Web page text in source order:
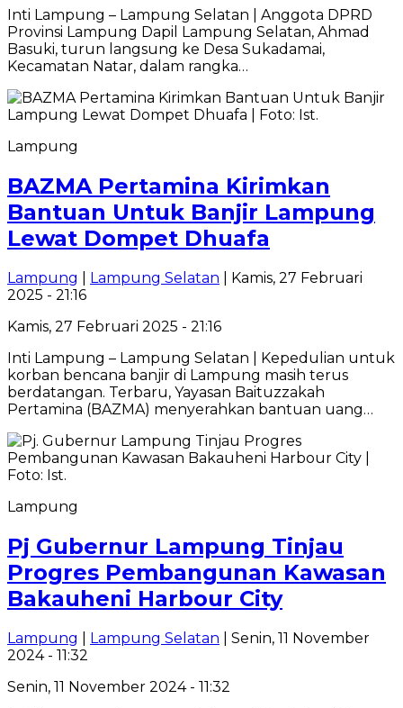
Inti Lampung – Lampung Selatan | Anggota DPRD
Provinsi Lampung Dapil Lampung Selatan, Ahmad
Basuki, turun langsung ke Desa Sukadamai,
Kecamatan Natar, dalam rangka…
Lampung
BAZMA Pertamina Kirimkan
Bantuan Untuk Banjir Lampung
Lewat Dompet Dhuafa
Lampung Lampung Selatan | Kamis, 27 Februari
2025 - 21:16
Kamis, 27 Februari 2025 - 21:16
Inti Lampung – Lampung Selatan | Kepedulian untuk
korban bencana banjir di Lampung masih terus
berdatangan. Terbaru, Yayasan Baituzzakah
Pertamina (BAZMA) menyerahkan bantuan uang…
Lampung
Pj Gubernur Lampung Tinjau
Progres Pembangunan Kawasan
Bakauheni Harbour City
Lampung Lampung Selatan | Senin, 11 November
2024 - 11:32
Senin, 11 November 2024 - 11:32